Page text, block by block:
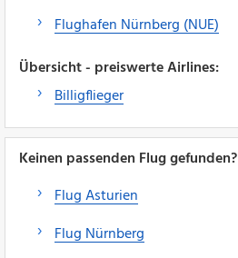
Flughafen Nürnberg (NUE)
Übersicht - preiswerte Airlines:
Billigflieger
Keinen passenden Flug gefunden?
Flug Asturien
Flug Nürnberg